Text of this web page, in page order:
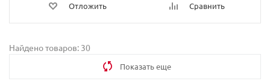
Отложить Сравнить
Найдено товаров: 30
Показать еще